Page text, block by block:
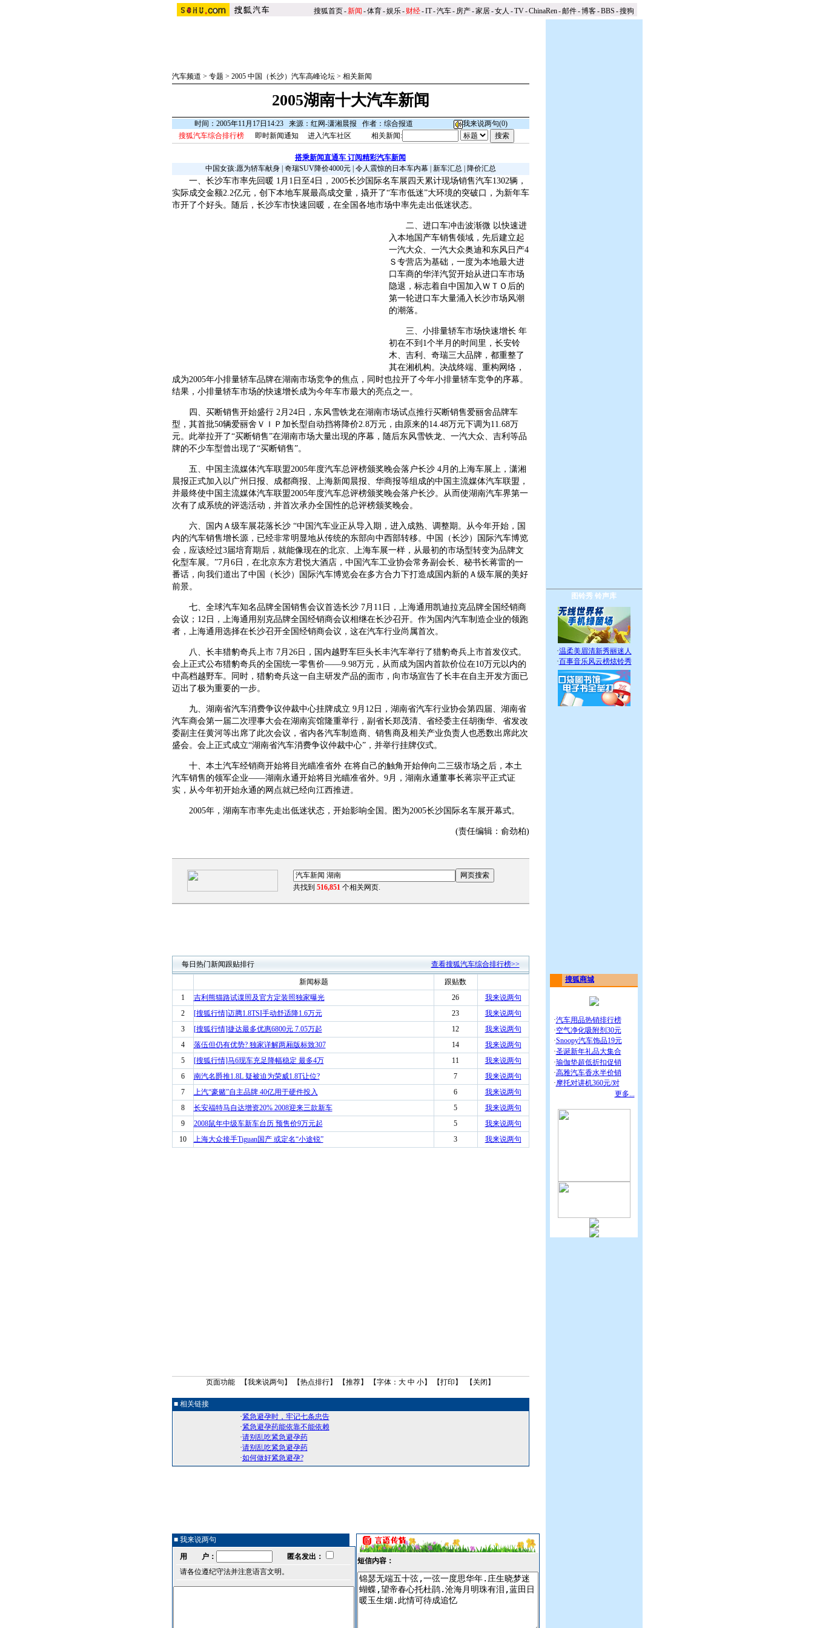
搜狐首页-新闻 -体育-娱乐- 财经-IT-汽车- 房产-家居-女人 -TV-ChinaRen-邮件-博客-BBS -搜狗
汽车频道 > 专题 > 2005 中国（长沙）汽车高峰论坛> 相关新闻
2005湖南十大汽车新闻
时间：2005年11月17日14:23 来源：红网-潇湘晨报 作者：综合报道 我来说两句(0)
搜狐汽车综合排行榜
即时新闻通知 进入汽车社区 相关新闻:
搭乘新闻直通车 订阅精彩汽车新闻
中国女孩:愿为轿车献身| 奇瑞SUV降价4000元| 令人震惊的日本车内幕| 新车汇总 降价汇总
一、长沙车市率先回暖 1月1日至4日，2005长沙国际名车展四天累计现场销售汽车1302辆，
实际成交金额2.2亿元，创下本地车展最高成交量，撬开了“车市低迷”大环境的突破口，为新年车
市开了个好头。随后，长沙车市快速回暖，在全国各地市场中率先走出低迷状态。
二、进口车冲击波渐微 以快速进
入本地国产车销售领域，先后建立起
一汽大众、一汽大众奥迪和东风日产4
Ｓ专营店为基础，一度为本地最大进
口车商的华洋汽贸开始从进口车市场
隐退，标志着自中国加入ＷＴＯ后的
第一轮进口车大量涌入长沙市场风潮
的潮落。
三、小排量轿车市场快速增长 年
初在不到1个半月的时间里，长安铃
木、吉利、奇瑞三大品牌，都重整了
其在湘机构。决战终端、重构网络，
成为2005年小排量轿车品牌在湖南市场竞争的焦点，同时也拉开了今年小排量轿车竞争的序幕。
结果，小排量轿车市场的快速增长成为今年车市最大的亮点之一。
四、买断销售开始盛行 2月24日，东风雪铁龙在湖南市场试点推行买断销售爱丽舍品牌车
型，其首批50辆爱丽舍ＶＩＰ加长型自动挡将降价2.8万元，由原来的14.48万元下调为11.68万
元。此举拉开了“买断销售”在湖南市场大量出现的序幕，随后东风雪铁龙、一汽大众、吉利等品
牌的不少车型曾出现了“买断销售”。
五、中国主流媒体汽车联盟2005年度汽车总评榜颁奖晚会落户长沙 4月的上海车展上，潇湘
晨报正式加入以广州日报、成都商报、上海新闻晨报、华商报等组成的中国主流媒体汽车联盟，
并最终使中国主流媒体汽车联盟2005年度汽车总评榜颁奖晚会落户长沙。从而使湖南汽车界第一
次有了成系统的评选活动，并首次承办全国性的总评榜颁奖晚会。
六、国内Ａ级车展花落长沙 “中国汽车业正从导入期，进入成熟、调整期。从今年开始，国
内的汽车销售增长源，已经非常明显地从传统的东部向中西部转移。中国（长沙）国际汽车博览
会，应该经过3届培育期后，就能像现在的北京、上海车展一样，从最初的市场型转变为品牌文
化型车展。”7月6日，在北京东方君悦大酒店，中国汽车工业协会常务副会长、秘书长蒋雷的一
番话，向我们道出了中国（长沙）国际汽车博览会在多方合力下打造成国内新的Ａ级车展的美好
前景。
七、全球汽车知名品牌全国销售会议首选长沙 7月11日，上海通用凯迪拉克品牌全国经销商
会议；12日，上海通用别克品牌全国经销商会议相继在长沙召开。作为国内汽车制造企业的领跑
者，上海通用选择在长沙召开全国经销商会议，这在汽车行业尚属首次。
八、长丰猎豹奇兵上市 7月26日，国内越野车巨头长丰汽车举行了猎豹奇兵上市首发仪式。
会上正式公布猎豹奇兵的全国统一零售价——9.98万元，从而成为国内首款价位在10万元以内的
中高档越野车。同时，猎豹奇兵这一自主研发产品的面市，向市场宣告了长丰在自主开发方面已
迈出了极为重要的一步。
九、湖南省汽车消费争议仲裁中心挂牌成立 9月12日，湖南省汽车行业协会第四届、湖南省
汽车商会第一届二次理事大会在湖南宾馆隆重举行，副省长郑茂清、省经委主任胡衡华、省发改
委副主任黄河等出席了此次会议，省内各汽车制造商、销售商及相关产业负责人也悉数出席此次
盛会。会上正式成立“湖南省汽车消费争议仲裁中心”，并举行挂牌仪式。
十、本土汽车经销商开始将目光瞄准省外 在将自己的触角开始伸向二三级市场之后，本土
汽车销售的领军企业——湖南永通开始将目光瞄准省外。9月，湖南永通董事长蒋宗平正式证
实，从今年初开始永通的网点就已经向江西推进。
2005年，湖南车市率先走出低迷状态，开始影响全国。图为2005长沙国际名车展开幕式。
(责任编辑：俞劲柏)
共找到 516,851 个相关网页.
每日热门新闻跟贴排行 查看搜狐汽车综合排行榜>>
新闻标题
跟贴数
1
吉利熊猫路试谍照及官方定装照独家曝光 26
我来说两句
2
[搜狐行情]迈腾1.8TSI手动舒适降1.6万元 23
我来说两句
3
[搜狐行情]捷达最多优惠6800元 7.05万起 12
我来说两句
4
落伍但仍有优势? 独家详解两厢版标致307 14
我来说两句
5
[搜狐行情]马6现车充足降幅稳定 最多4万 11
我来说两句
6
南汽名爵推1.8L 疑被迫为荣威1.8T让位? 7
我来说两句
7
上汽“豪赌”自主品牌 40亿用于硬件投入 6
我来说两句
8
长安福特马自达增资20% 2008迎来三款新车 5
我来说两句
9
2008鼠年中级车新车台历 预售价9万元起 5
我来说两句
10
上海大众接手Tiguan国产 或定名“小途锐” 3 我来说两句
页面功能 【我来说两句 】 【热点排行】 【推荐】 【字体： 大 中 小】 【打印 】 【 关闭 】
■ 相关链接
·紧急避孕时，牢记七条忠告
·紧急避孕药能依靠不能依赖
·请别乱吃紧急避孕药
·请别乱吃紧急避孕药
·如何做好紧急避孕?
■ 我来说两句
用 户：
匿名发出：
请各位遵纪守法并注意语言文明。
短信内容：
图铃秀 铃声库
·温柔美眉清新秀丽迷人
·百事音乐风云榜炫铃秀
搜狐商城
·汽车用品热销排行榜
·空气净化吸附剂30元
·Snoopy汽车饰品19元
·圣诞新年礼品大集合
·瑜伽垫超低折扣促销
·高雅汽车香水半价销
·摩托对讲机360元/对
更多...